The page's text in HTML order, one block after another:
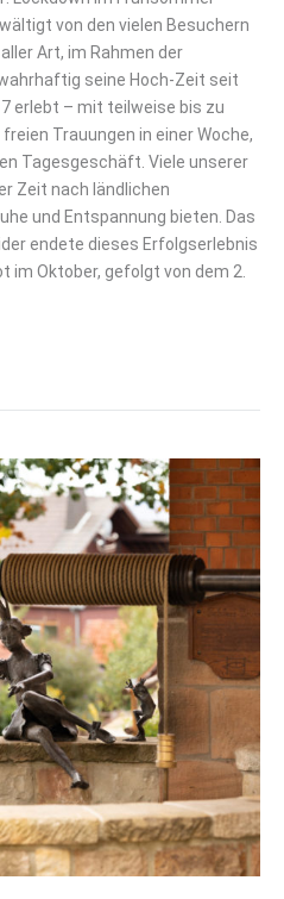
von den vielen Besuchern
Art, im Rahmen der
seine Hoch-Zeit seit
erlebt – mit teilweise bis zu
Trauungen in einer Woche,
Tagesgeschäft. Viele unserer
Zeit nach ländlichen
und Entspannung bieten. Das
endete dieses Erfolgserlebnis
im Oktober, gefolgt von dem 2.